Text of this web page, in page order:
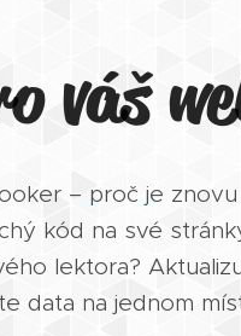
váš
– proč je
kód na své
lektora?
data na jednom